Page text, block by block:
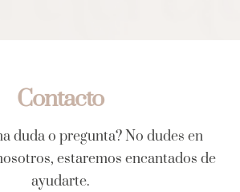
Contacto
duda o pregunta? No dudes en
estaremos encantados de
ayudarte.